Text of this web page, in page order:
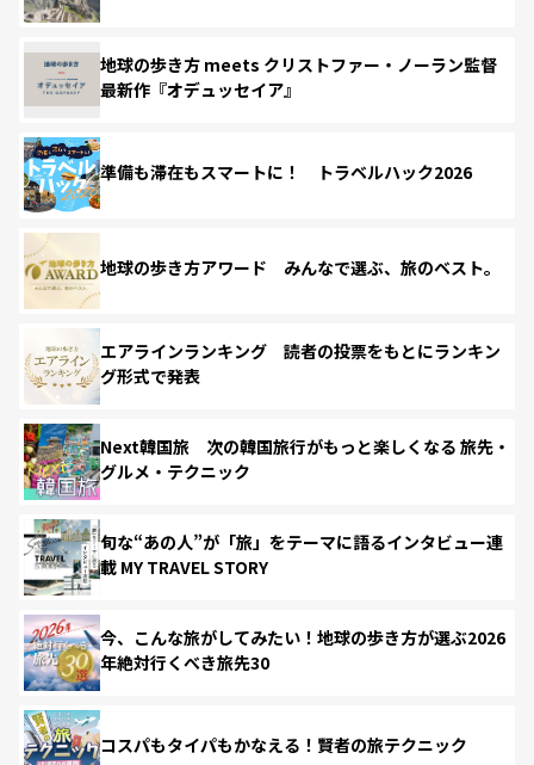
地球の歩き方 meets クリストファー・ノーラン監督
最新作『オデュッセイア』
準備も滞在もスマートに！ トラベルハック2026
地球の歩き方アワード みんなで選ぶ、旅のベスト。
エアラインランキング 読者の投票をもとにランキン
グ形式で発表
Next韓国旅 次の韓国旅行がもっと楽しくなる 旅先・
グルメ・テクニック
旬な“あの人”が「旅」をテーマに語るインタビュー連
載 MY TRAVEL STORY
今、こんな旅がしてみたい！地球の歩き方が選ぶ2026
年絶対行くべき旅先30
コスパもタイパもかなえる！賢者の旅テクニック